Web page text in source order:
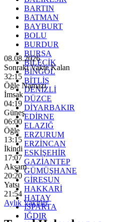
BARTIN
BATMAN
BAYBURT
BOLU
BURDUR
BURSA
BİLECİK
BİNGÖL
BİTLİS
DENİZLİ
DÜZCE
DİYARBAKIR
EDİRNE
ELAZIĞ
ERZURUM
ERZİNCAN
ESKİŞEHİR
GAZİANTEP
GÜMÜŞHANE
GİRESUN
HAKKARİ
HATAY
ISPARTA
IĞDIR
08.08.2026
Sonraki Vakte Kalan
32:14
Öğle Namazı
İmsak
04:19
Güneş
06:00
Öğle
13:15
İkindi
17:07
Akşam
20:20
Yatsı
21:54
Aylık Vakitler